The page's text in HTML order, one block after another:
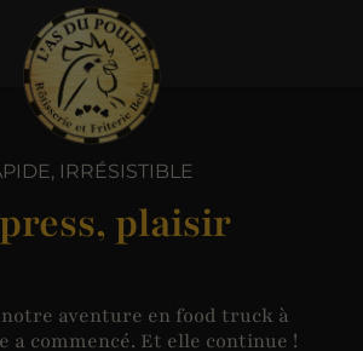
IRRÉSISTIBLE
plaisir
notre aventure en food truck à
commencé. Et elle continue !